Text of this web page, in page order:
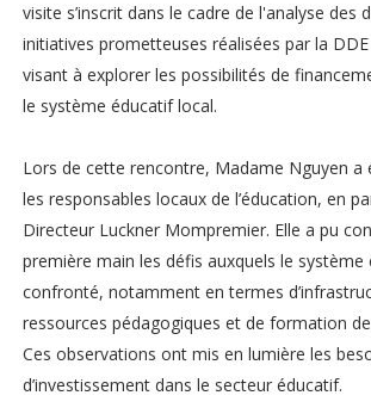
visite s’inscrit dans le cadre de l'analyse des
initiatives prometteuses réalisées par la
visant à explorer les possibilités de
le système éducatif local.
Lors de cette rencontre, Madame Nguyen a
les responsables locaux de l’éducation, en
Directeur Luckner Mompremier. Elle a pu
première main les défis auxquels le
confronté, notamment en termes
ressources pédagogiques et de formation
Ces observations ont mis en lumière les
d’investissement dans le secteur éducatif.